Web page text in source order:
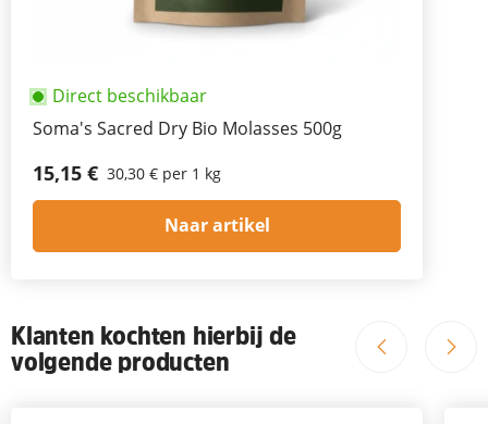
Direct beschikbaar
Soma's Sacred Dry Bio Molasses 500g
15,15 € 30,30 € per 1 kg
Naar artikel
Klanten kochten hierbij de
volgende producten